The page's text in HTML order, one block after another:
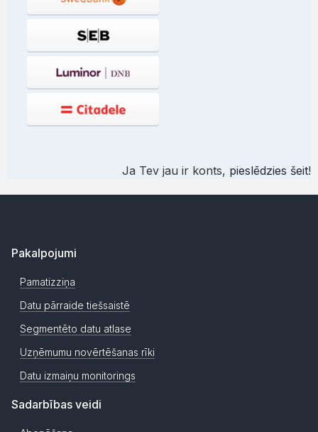
Ja Tev jau ir konts, pieslēdzies šeit!
Pakalpojumi
Pamatizziņa
Datu pārraide tiešsaistē
Segmentēto datu atlase
Uzņēmumu novērtēšanas rīki
Datu izmaiņu monitorings
Sadarbības veidi